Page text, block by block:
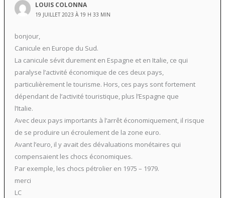
LOUIS COLONNA
19 JUILLET 2023 À 19 H 33 MIN
bonjour,
Canicule en Europe du Sud.
La canicule sévit durement en Espagne et en Italie, ce qui
paralyse l’activité économique de ces deux pays,
particulièrement le tourisme. Hors, ces pays sont fortement
dépendant de l’activité touristique, plus l’Espagne que
l’Italie.
Avec deux pays importants à l’arrêt économiquement, il risque
de se produire un écroulement de la zone euro.
Avant l’euro, il y avait des dévaluations monétaires qui
compensaient les chocs économiques.
Par exemple, les chocs pétrolier en 1975 – 1979.
merci
LC